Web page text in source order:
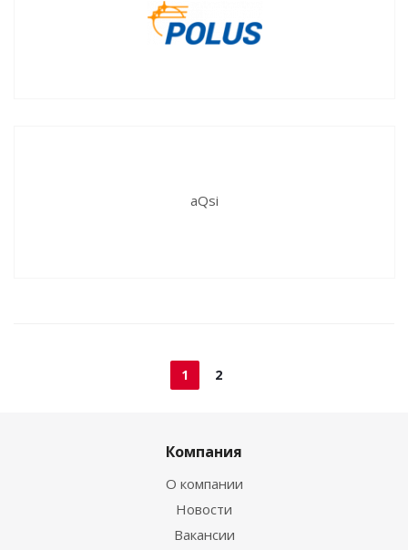
aQsi
1 2
Компания
О компании
Новости
Вакансии